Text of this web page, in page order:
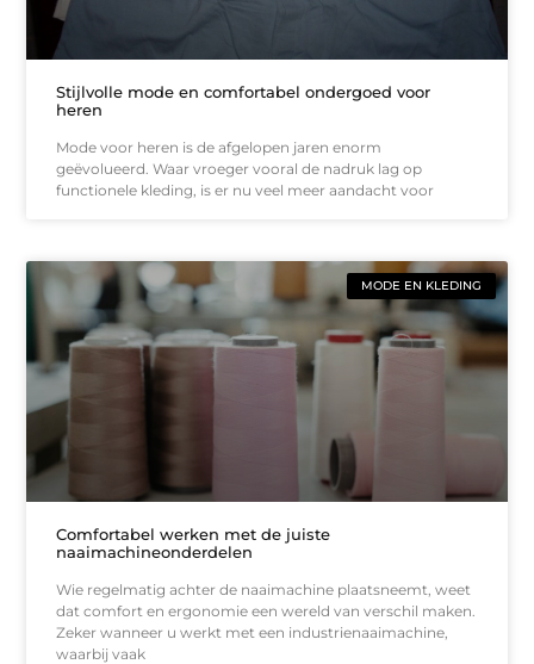
Stijlvolle mode en comfortabel ondergoed voor
heren
Mode voor heren is de afgelopen jaren enorm
geëvolueerd. Waar vroeger vooral de nadruk lag op
functionele kleding, is er nu veel meer aandacht voor
MODE EN KLEDING
Comfortabel werken met de juiste
naaimachineonderdelen
Wie regelmatig achter de naaimachine plaatsneemt, weet
dat comfort en ergonomie een wereld van verschil maken.
Zeker wanneer u werkt met een industrienaaimachine,
waarbij vaak